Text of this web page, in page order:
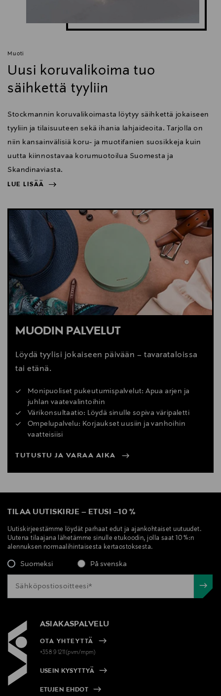
Muoti
Uusi koruvalikoima tuo
säihkettä tyyliin
Stockmannin koruvalikoimasta löytyy säihkettä jokaiseen
tyyliin ja tilaisuuteen sekä ihania lahjaideoita. Tarjolla on
niin kansainvälisiä koru- ja muotifanien suosikkeja kuin
uutta kiinnostavaa korumuotoilua Suomesta ja
Skandinaviasta.
LUE LISÄÄ
LUE LISÄÄ
MUODIN PALVELUT
Löydä tyylisi jokaiseen päivään – tavarataloissa
tai etänä.
Monipuoliset pukeutumispalvelut: Apua arjen ja
juhlan vaatevalintoihin
Värikonsultaatio: Löydä sinulle sopiva väripaletti
Ompelupalvelu: Korjaukset uusiin ja vanhoihin
vaatteisiisi
TUTUSTU JA VARAA AIKA
TILAA UUTISKIRJE – ETUSI –10 %
Uutiskirjeestämme löydät parhaat edut ja ajankohtaiset uutuudet.
Uutena tilaajana lähetämme sinulle etukoodin, jolla saat 10 %:n
alennuksen normaalihintaisesta kertaostoksesta.
Suomeksi På svenska
ASIAKASPALVELU
OTA YHTEYTTÄ
+358 9 1211(pvm/mpm)
USEIN KYSYTTYÄ
ETUJEN EHDOT